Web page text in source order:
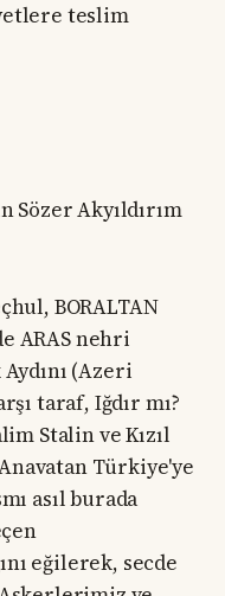
teslim
Sözer Akyıldırım
BORALTAN
ARAS nehri
(Azeri
taraf, Iğdır mı?
Stalin ve Kızıl
Türkiye'ye
asıl burada
eğilerek, secde